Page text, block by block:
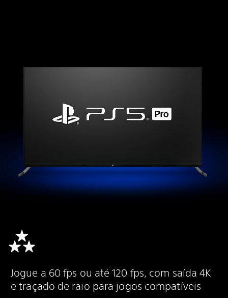
Jogue a 60 fps ou até 120 fps, com saída 4K
e traçado de raio para jogos compatíveis